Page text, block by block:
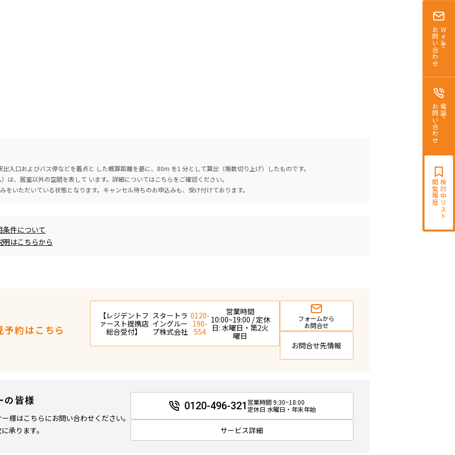
Webで
お問い合わせ
電話で
お問い合わせ
検討中リスト
閲覧履歴
入口およびバス停などを着点と した概算距離を基に、80m を1 分として算出（端数切り上げ）したものです。
は、居室以外の空間を表して います。詳細についてはこちらをご確認ください。
をいただいている状態となります。キャンセル待ちのお申込みも、受け付けております。
件について
はこちらから
約はこちら
【レジデントフ
ァースト提携店
総合受付】
スタートラ
イングルー
プ株式会社
0120-
190-
554
営業時間
10:00~19:00 / 定休
日: 水曜日・第2火
曜日
フォームから
お問合せ
お問合せ先情報
の皆様
様はこちらにお問い合わせください。
承ります。
0120-496-321 営業時間 9:30~18:00
定休日 水曜日・年末年始
サービス詳細